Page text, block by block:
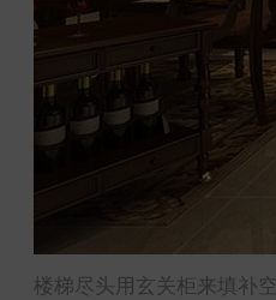
楼梯尽头用玄关柜来填补